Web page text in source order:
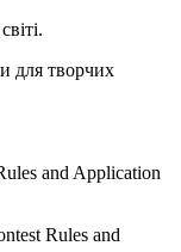
для творчих
and Application
Rules and